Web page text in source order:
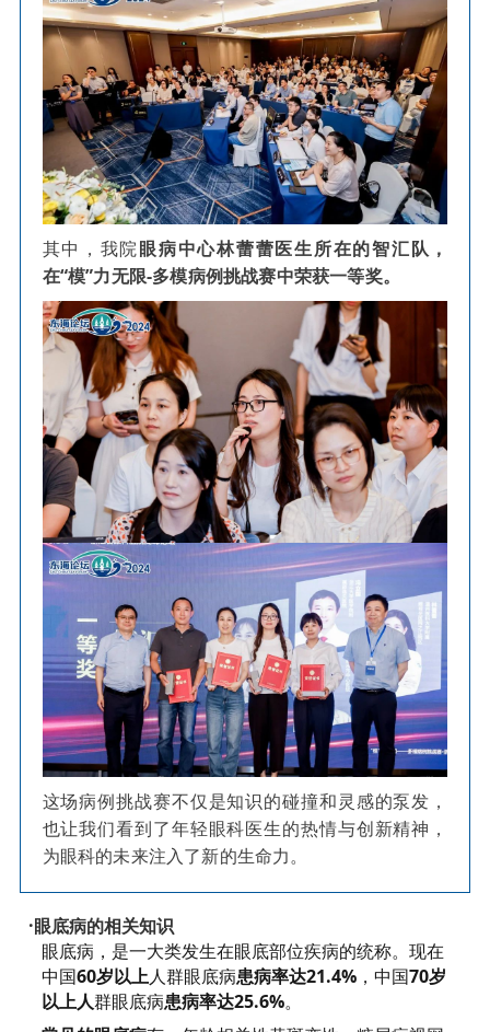
其中，我院眼病中心林蕾蕾医生所在的智汇队，
在“模”力无限-多模病例挑战赛中荣获一等奖。
这场病例挑战赛不仅是知识的碰撞和灵感的泵发，
也让我们看到了年轻眼科医生的热情与创新精神，
为眼科的未来注入了新的生命力。
·眼底病的相关知识
眼底病，是一大类发生在眼底部位疾病的统称。现在
中国60岁以上人群眼底病患病率达21.4%，中国70岁
以上人群眼底病患病率达25.6%。